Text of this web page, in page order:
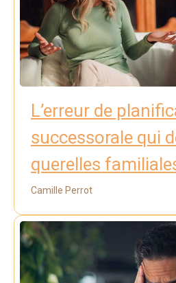
L’erreur de
successorale qui
querelles
Camille Perrot